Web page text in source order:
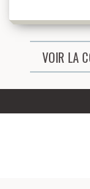
VOIR LA